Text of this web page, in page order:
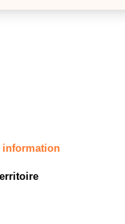
information